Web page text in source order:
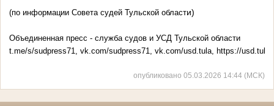
(по информации Совета судей Тульской области)
Объединенная пресс - служба судов и УСД Тульской области
t.me/s/sudpress71, vk.com/sudpress71, vk.com/usd.tula, https://
опубликовано 05.03.2026 14:44 (МСК)